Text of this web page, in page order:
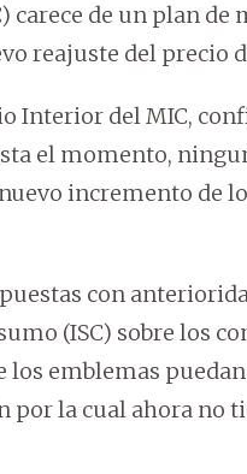
carece de un plan
reajuste del precio
Interior del MIC,
el momento,
incremento de
con
(ISC) sobre los
los emblemas
por la cual ahora no